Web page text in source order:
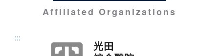
Affiliated Organizations
:::
光田